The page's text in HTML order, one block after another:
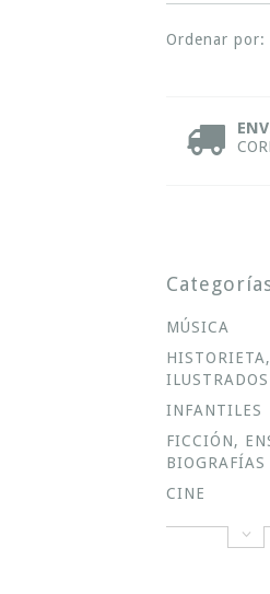
Ordenar por:
MÚSICA
HISTORIETA,
ILUSTRADOS
INFANTILES
FICCIÓN,
BIOGRAFÍAS
CINE